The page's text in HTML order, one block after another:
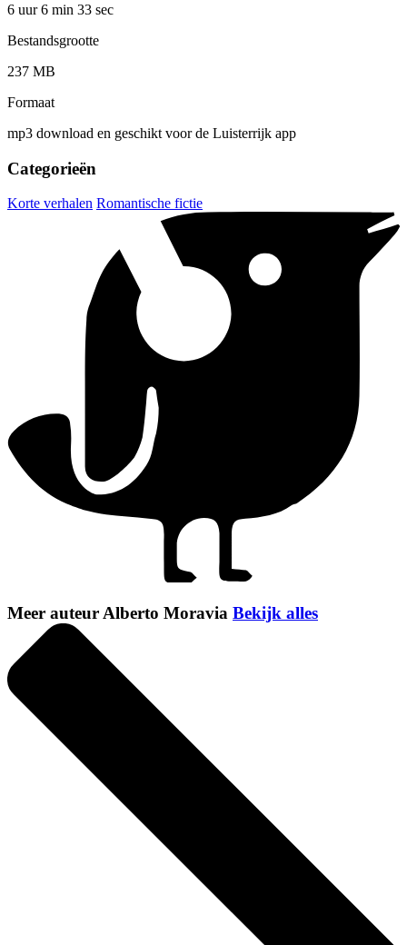
6 uur 6 min 33 sec
Bestandsgrootte
237 MB
Formaat
mp3 download en geschikt voor de Luisterrijk app
Categorieën
Korte verhalen Romantische fictie
Meer auteur Alberto Moravia Bekijk alles